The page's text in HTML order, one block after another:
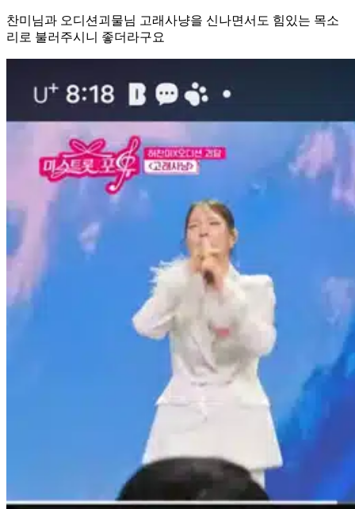
찬미님과 오디션괴물님 고래사냥을 신나면서도 힘있는 목소
리로 불러주시니 좋더라구요